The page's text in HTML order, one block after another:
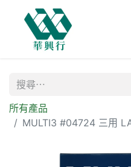
所有產品
MULTI3 #04724 三用